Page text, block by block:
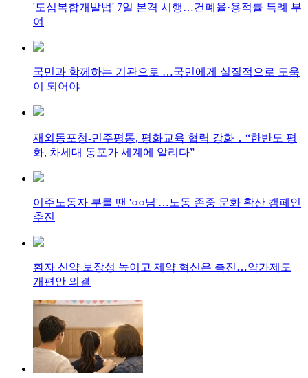
'도심복합개발법' 7일 본격 시행…건폐율·용적률 특례 부
여
국민과 함께하는 기관으로 …국민에게 실질적으로 도움
이 되어야
재외동포청-민주평통, 평화교육 협력 강화 ․ “한반도 평
화, 차세대 동포가 세계에 알리다”
이주노동자 부를 땐 '○○님'…노동 존중 문화 확산 캠페인
추진
환자 신약 보장성 높이고 제약 혁신은 촉진…약가제도
개편안 의결